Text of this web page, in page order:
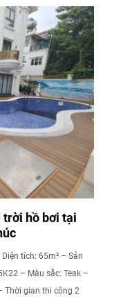
trời hồ bơi tại
tích: 65m² – Sản
– Màu sắc: Teak –
Thời gian thi công 2